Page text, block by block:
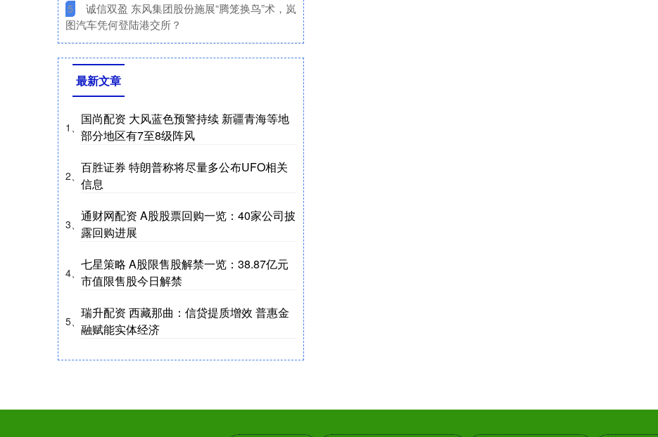
5
​诚信双盈 东风集团股份施展“腾笼换鸟”术，岚
图汽车凭何登陆港交所？
最新文章
1、
国尚配资 大风蓝色预警持续 新疆青海等地
部分地区有7至8级阵风
2、
百胜证券 特朗普称将尽量多公布UFO相关
信息
3、
通财网配资 A股股票回购一览：40家公司披
露回购进展
4、
七星策略 A股限售股解禁一览：38.87亿元
市值限售股今日解禁
5、
瑞升配资 西藏那曲：信贷提质增效 普惠金
融赋能实体经济